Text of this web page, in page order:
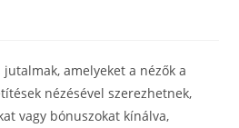
amelyeket a nézők a
nézésével szerezhetnek,
vagy bónuszokat kínálva,